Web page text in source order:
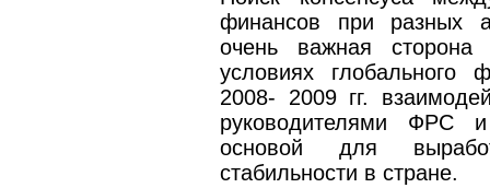
финансов при разных
очень важная
условиях глобального
2008- 2009 гг.
руководителями ФРС
основой для
стабильности в стране.